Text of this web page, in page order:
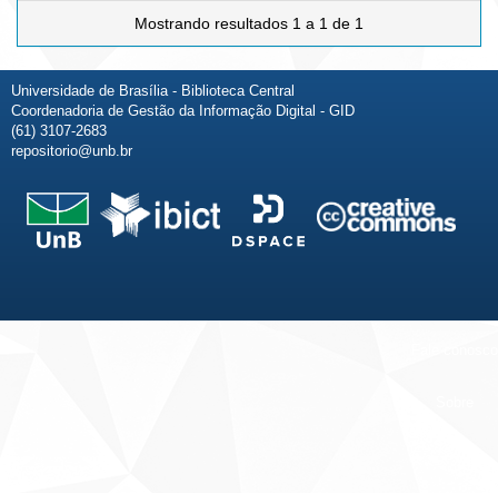
Mostrando resultados 1 a 1 de 1
Universidade de Brasília - Biblioteca Central
Coordenadoria de Gestão da Informação Digital - GID
(61) 3107-2683
repositorio@unb.br